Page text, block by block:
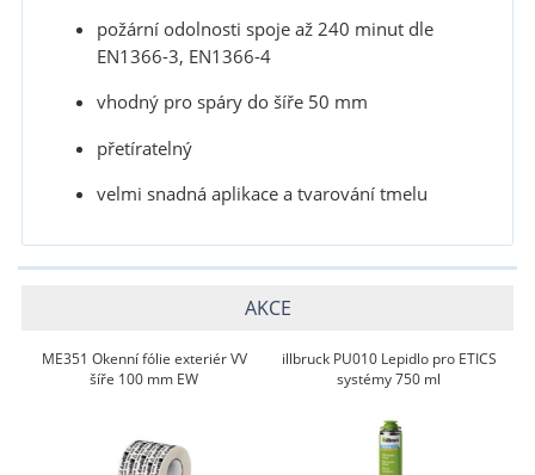
požární odolnosti spoje až 240 minut dle
EN1366-3, EN1366-4
vhodný pro spáry do šíře 50 mm
přetíratelný
velmi snadná aplikace a tvarování tmelu
AKCE
ME351 Okenní fólie exteriér VV
šíře 100 mm EW
illbruck PU010 Lepidlo pro ETICS
systémy 750 ml